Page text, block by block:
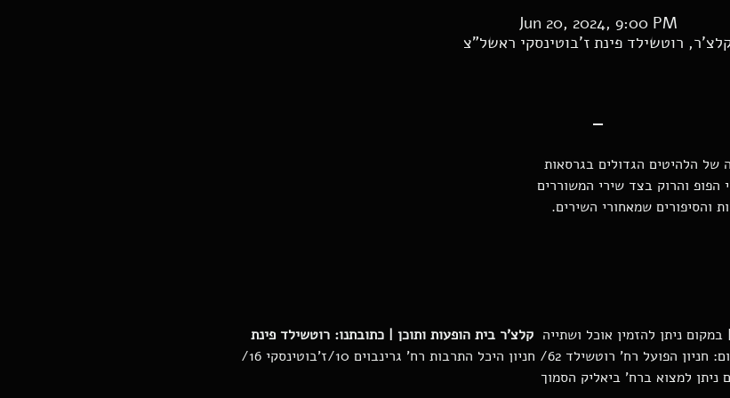
Jun 20, 2024, 9:00 PM
רוטשילד פינת ז'בוטינסקי ראשל"צ
-
של הלהיטים הגדולים בגרסאות
הפופ והרוק בצד שירי המשוררים
והסיפורים שמאחורי השירים.
קלצ'ר בית הופעות ותוכן | כתובתנו: רוטשילד פינת
חניונים סמוכים בתשלום: חניון הפועל רח' רוטשילד 62/ חניון היכל התרבות רח' גרינבוים 10/ז'בוטינסקי 16/
ניתן למצוא ברח' ביאליק הסמוך